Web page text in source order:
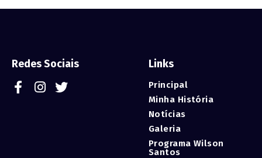
Links
Principal
Minha História
Notícias
Galeria
Programa Wilson
Santos
Redes Sociais